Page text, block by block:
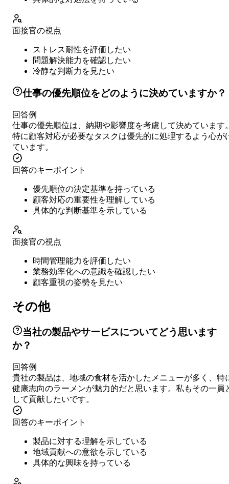
面接官の視点
ストレス耐性を評価したい
問題解決能力を確認したい
冷静な判断力を見たい
仕事の優先順位をどのように決めていますか？
回答例
仕事の優先順位は、納期や影響度を考慮して決めています
特に顧客対応が必要なタスクは優先的に処理するよう心が
ています。
回答のキーポイント
優先順位の決定基準を持っている
顧客対応の重要性を理解している
具体的な判断基準を示している
面接官の視点
時間管理能力を評価したい
業務効率化への意識を確認したい
顧客重視の姿勢を見たい
その他
当社の製品やサービスについてどう思います
か？
回答例
貴社の製品は、地域の食材を活かしたメニューが多く、特
健康志向のラーメンが魅力的だと思います。私もその一員
して貢献したいです。
回答のキーポイント
製品に対する理解を示している
地域貢献への意欲を示している
具体的な興味を持っている